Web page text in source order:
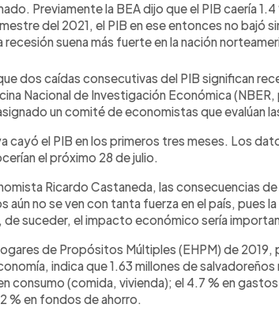
Previamente la BEA dijo que el PIB caería
del 2021, el PIB en ese entonces no bajó
recesión suena más fuerte en la nación
dos caídas consecutivas del PIB significan
Nacional de Investigación Económica (NBER,
un comité de economistas que evalúan
cayó el PIB en los primeros tres meses. Los
el próximo 28 de julio.
Ricardo Castaneda, las consecuencias
aún no se ven con tanta fuerza en el país, pues
suceder, el impacto económico sería
de Propósitos Múltiples (EHPM) de
indica que 1.63 millones de
consumo (comida, vivienda); el 4.7 % en
% en fondos de ahorro.